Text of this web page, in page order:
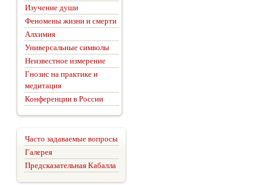
Изучение души
Феномены жизни и смерти
Алхимия
Универсальные символы
Неизвестное измерение
Гнозис на практике и
медитация
Конференции в России
Часто задаваемые вопросы
Галерея
Предсказательная Кабалла